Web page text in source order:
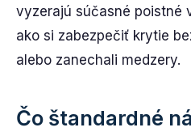
vyzerajú súčasné poistné
ako si zabezpečiť krytie
alebo zanechali medzery.
Čo štandardné